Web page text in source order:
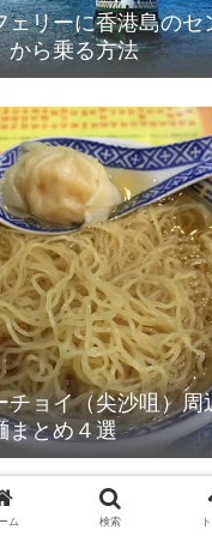
ェリーに香港島のセ
から乗る方法
チョイ（尖沙咀）周
まとめ４選
ム 検索